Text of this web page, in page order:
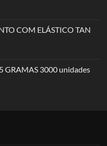
COM ELÁSTICO TAN
GRAMAS 3000 unidades